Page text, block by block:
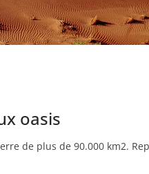
oasis
de plus de 90.000 km2.